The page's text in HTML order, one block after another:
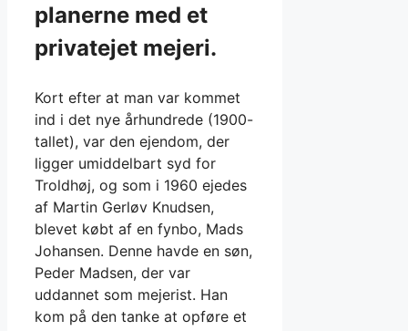
planerne med et
privatejet mejeri.
Kort efter at man var kommet
ind i det nye århundrede (1900-
tallet), var den ejendom, der
ligger umiddelbart syd for
Troldhøj, og som i 1960 ejedes
af Martin Gerløv Knudsen,
blevet købt af en fynbo, Mads
Johansen. Denne havde en søn,
Peder Madsen, der var
uddannet som mejerist. Han
kom på den tanke at opføre et